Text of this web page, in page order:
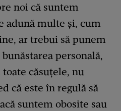
noi că suntem
adună multe și, cum
ar trebui să punem
personală,
căsuțele, nu
că este în regulă să
suntem obosite sau